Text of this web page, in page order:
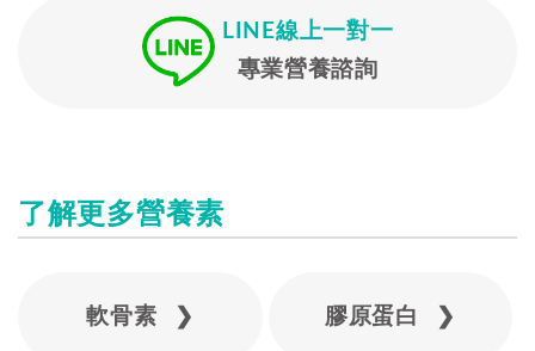
LINE線上一對一
專業營養諮詢
了解更多營養素
軟骨素 ❯ 膠原蛋白 ❯